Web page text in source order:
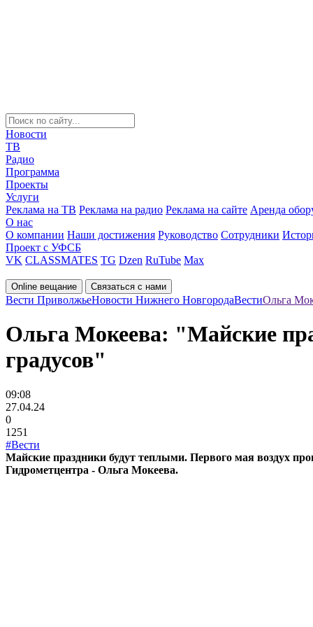
Новости
ТВ
Радио
Программа
Проекты
Услуги
Реклама на ТВ Реклама на радио Реклама на сайте Аренда
О нас
О компании Наши достижения Руководство Сотрудники
Проект с УФСБ
VK CLASSMATES TG Dzen RuTube Max
Online вещание Связаться с нами
Вести ПриволжьеНовости Нижнего НовгородаВестиОльга
Ольга Мокеева: "Майские
градусов"
09:08
27.04.24
0
1251
#Вести
Майские праздники будут теплыми. Первого мая воздух
Гидрометцентра - Ольга Мокеева.